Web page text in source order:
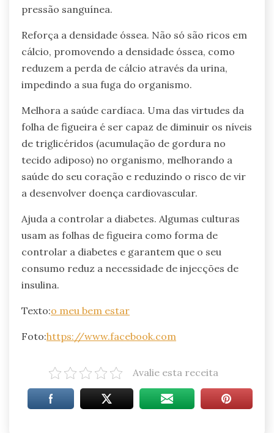
pressão sanguínea.
Reforça a densidade óssea. Não só são ricos em
cálcio, promovendo a densidade óssea, como
reduzem a perda de cálcio através da urina,
impedindo a sua fuga do organismo.
Melhora a saúde cardíaca. Uma das virtudes da
folha de figueira é ser capaz de diminuir os níveis
de triglicéridos (acumulação de gordura no
tecido adiposo) no organismo, melhorando a
saúde do seu coração e reduzindo o risco de vir
a desenvolver doença cardiovascular.
Ajuda a controlar a diabetes. Algumas culturas
usam as folhas de figueira como forma de
controlar a diabetes e garantem que o seu
consumo reduz a necessidade de injecções de
insulina.
Texto:o meu bem estar
Foto:https://www.facebook.com
Avalie esta receita